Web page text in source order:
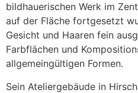
bildhauerischen Werk im
auf der Fläche fortgesetzt
Gesicht und Haaren fein
Farbflächen und
allgemeingültigen Formen.
Sein Ateliergebäude in